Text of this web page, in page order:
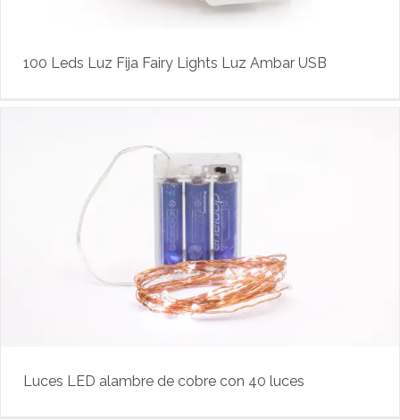
100 Leds Luz Fija Fairy Lights Luz Ambar USB
Luces LED alambre de cobre con 40 luces